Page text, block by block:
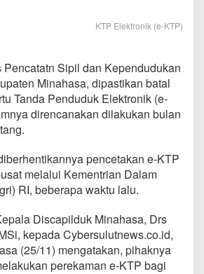
u
i
n
a
h
a
B
a
t
a
C
e
t
a
k
KTP Elektronik (e-KTP)
Sipil dan Kependudukan
Minahasa, dipastikan batal
Tanda Penduduk Elektronik (e-
direncanakan dilakukan bulan
pencetakan e-KTP
melalui Kementrian Dalam
RI, beberapa waktu lalu.
Discapilduk Minahasa, Drs
kepada Cybersulutnews.co.id,
(25/11) mengatakan, pihaknya
perekaman e-KTP bagi